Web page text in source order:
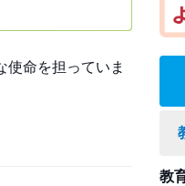
命を担っていま
教